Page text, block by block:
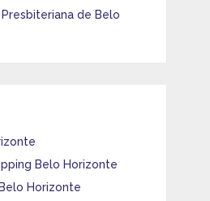
Presbiteriana de Belo
Belo Horizonte
Horizonte